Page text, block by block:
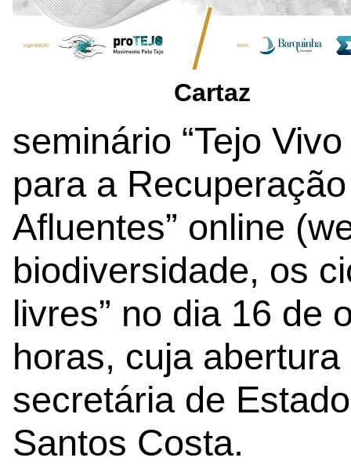
Cartaz
seminário “Tejo
para a
Afluentes” online
biodiversidade, os
livres” no dia 16 de
horas, cuja
secretária de
Santos Costa.